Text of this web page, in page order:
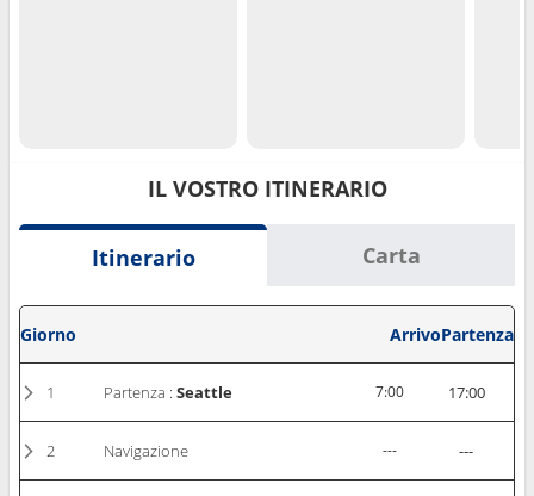
IL VOSTRO ITINERARIO
Itinerario Carta
Giorno ArrivoPartenza
1 Partenza :Seattle 7:00 17:00
2 Navigazione --- ---